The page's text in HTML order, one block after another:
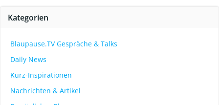
Kategorien
Blaupause.TV Gespräche & Talks
Daily News
Kurz-Inspirationen
Nachrichten & Artikel